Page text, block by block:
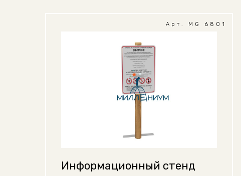
Арт. MG 6801
Информационный стенд